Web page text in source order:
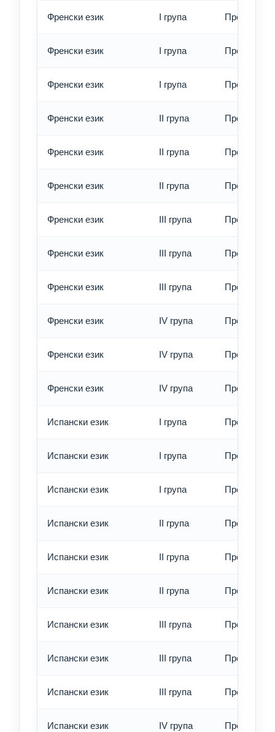
Френски език I група Превод -
Френски език I група Превод -
Френски език I група Превод -
Френски език II група Превод -
Френски език II група Превод -
Френски език II група Превод -
Френски език III група Превод -
Френски език III група Превод -
Френски език III група Превод -
Френски език IV група Превод -
Френски език IV група Превод -
Френски език IV група Превод -
Испански език I група Превод -
Испански език I група Превод -
Испански език I група Превод -
Испански език II група Превод -
Испански език II група Превод -
Испански език II група Превод -
Испански език III група Превод -
Испански език III група Превод -
Испански език III група Превод -
Испански език IV група Превод -